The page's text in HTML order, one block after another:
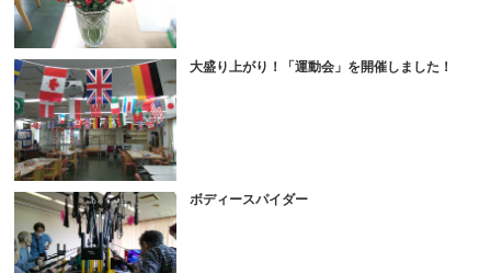
大盛り上がり！「運動会」を開催しました！
ボディースパイダー